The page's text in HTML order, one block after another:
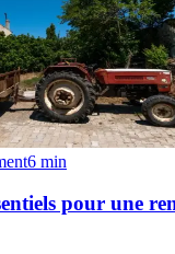
6 min
pour une